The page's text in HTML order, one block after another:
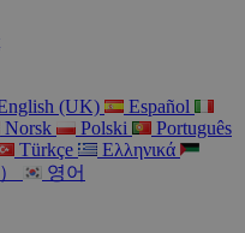
(UK)
Español
Norsk Polski
Português
Türkçe
Ελληνικά
영어